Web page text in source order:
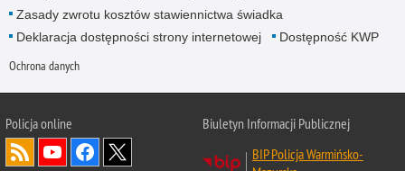
Zasady zwrotu kosztów stawiennictwa świadka
Deklaracja dostępności strony internetowej
Dostępność KWP
Ochrona danych
Policja online
Biuletyn Informacji Publicznej
BIP Policja Warmińsko-